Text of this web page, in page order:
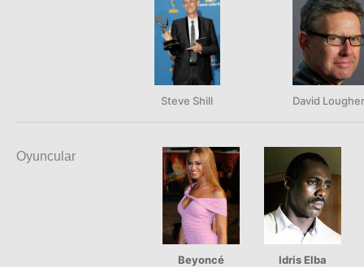
Steve Shill David
Oyuncular
Beyoncé
Idris Elba